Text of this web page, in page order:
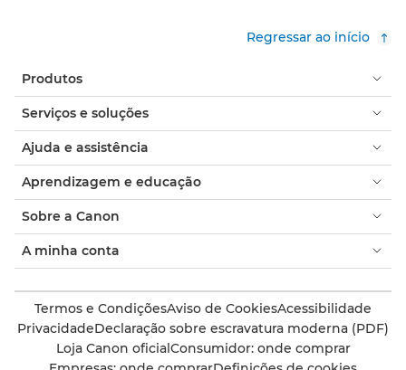
Regressar ao início
Produtos
Serviços e soluções
Ajuda e assistência
Aprendizagem e educação
Sobre a Canon
A minha conta
Termos e CondiçõesAviso de CookiesAcessibilidade
PrivacidadeDeclaração sobre escravatura moderna (PDF)
Loja Canon oficialConsumidor: onde comprar